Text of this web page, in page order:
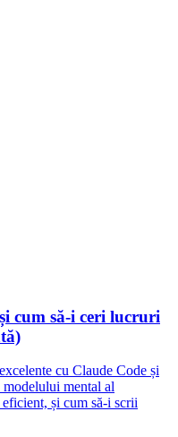
cum să-i ceri lucruri
cu Claude Code și
mental al
și cum să-i scrii